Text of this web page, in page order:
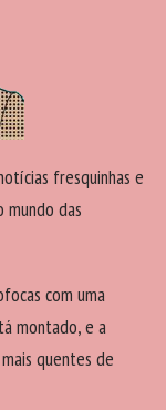
fresquinhas e
das
com uma
montado, e a
quentes de